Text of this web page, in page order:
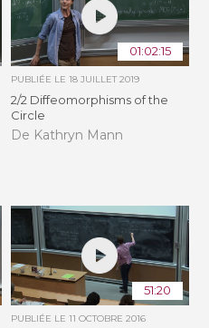
01:02:15
PUBLIÉE LE 18 JUILLET 2019
2/2 Diffeomorphisms of the
Circle
De Kathryn Mann
51:20
PUBLIÉE LE 11 OCTOBRE 2016